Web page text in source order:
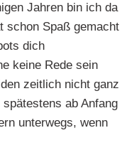
Jahren bin ich da
schon Spaß gemacht
dich
keine Rede sein
zeitlich nicht ganz
ab Anfang
unterwegs, wenn